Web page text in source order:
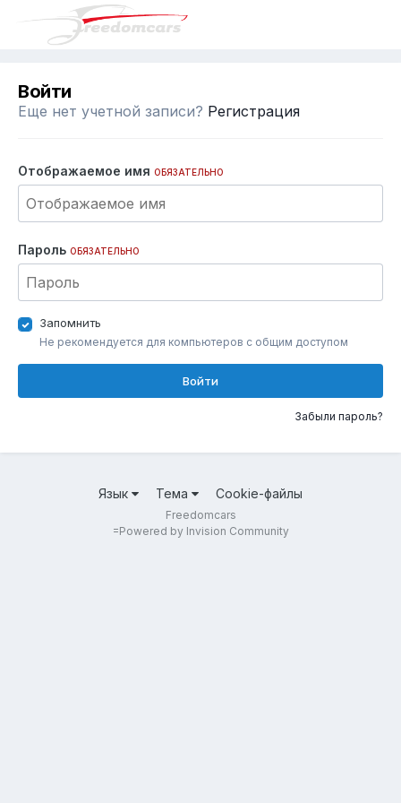
Войти
Еще нет учетной записи? Регистрация
Отображаемое имя ОБЯЗАТЕЛЬНО
Пароль ОБЯЗАТЕЛЬНО
Запомнить
Не рекомендуется для компьютеров с общим доступом
Войти
Забыли пароль?
Язык Тема Cookie-файлы
Freedomcars
=Powered by Invision Community